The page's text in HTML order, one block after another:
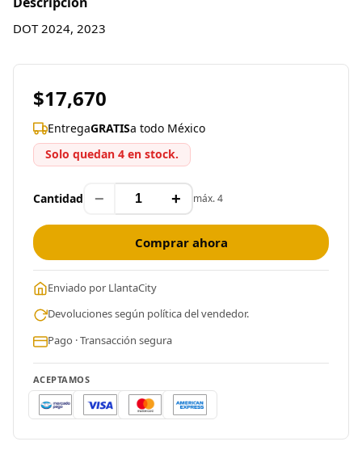
DOT 2024, 2023
$17,670
EntregaGRATISa todo México
Solo quedan 4 en stock.
Cantidad − + máx. 4
Comprar ahora
Enviado por LlantaCity
Devoluciones según política del vendedor.
Pago · Transacción segura
ACEPTAMOS